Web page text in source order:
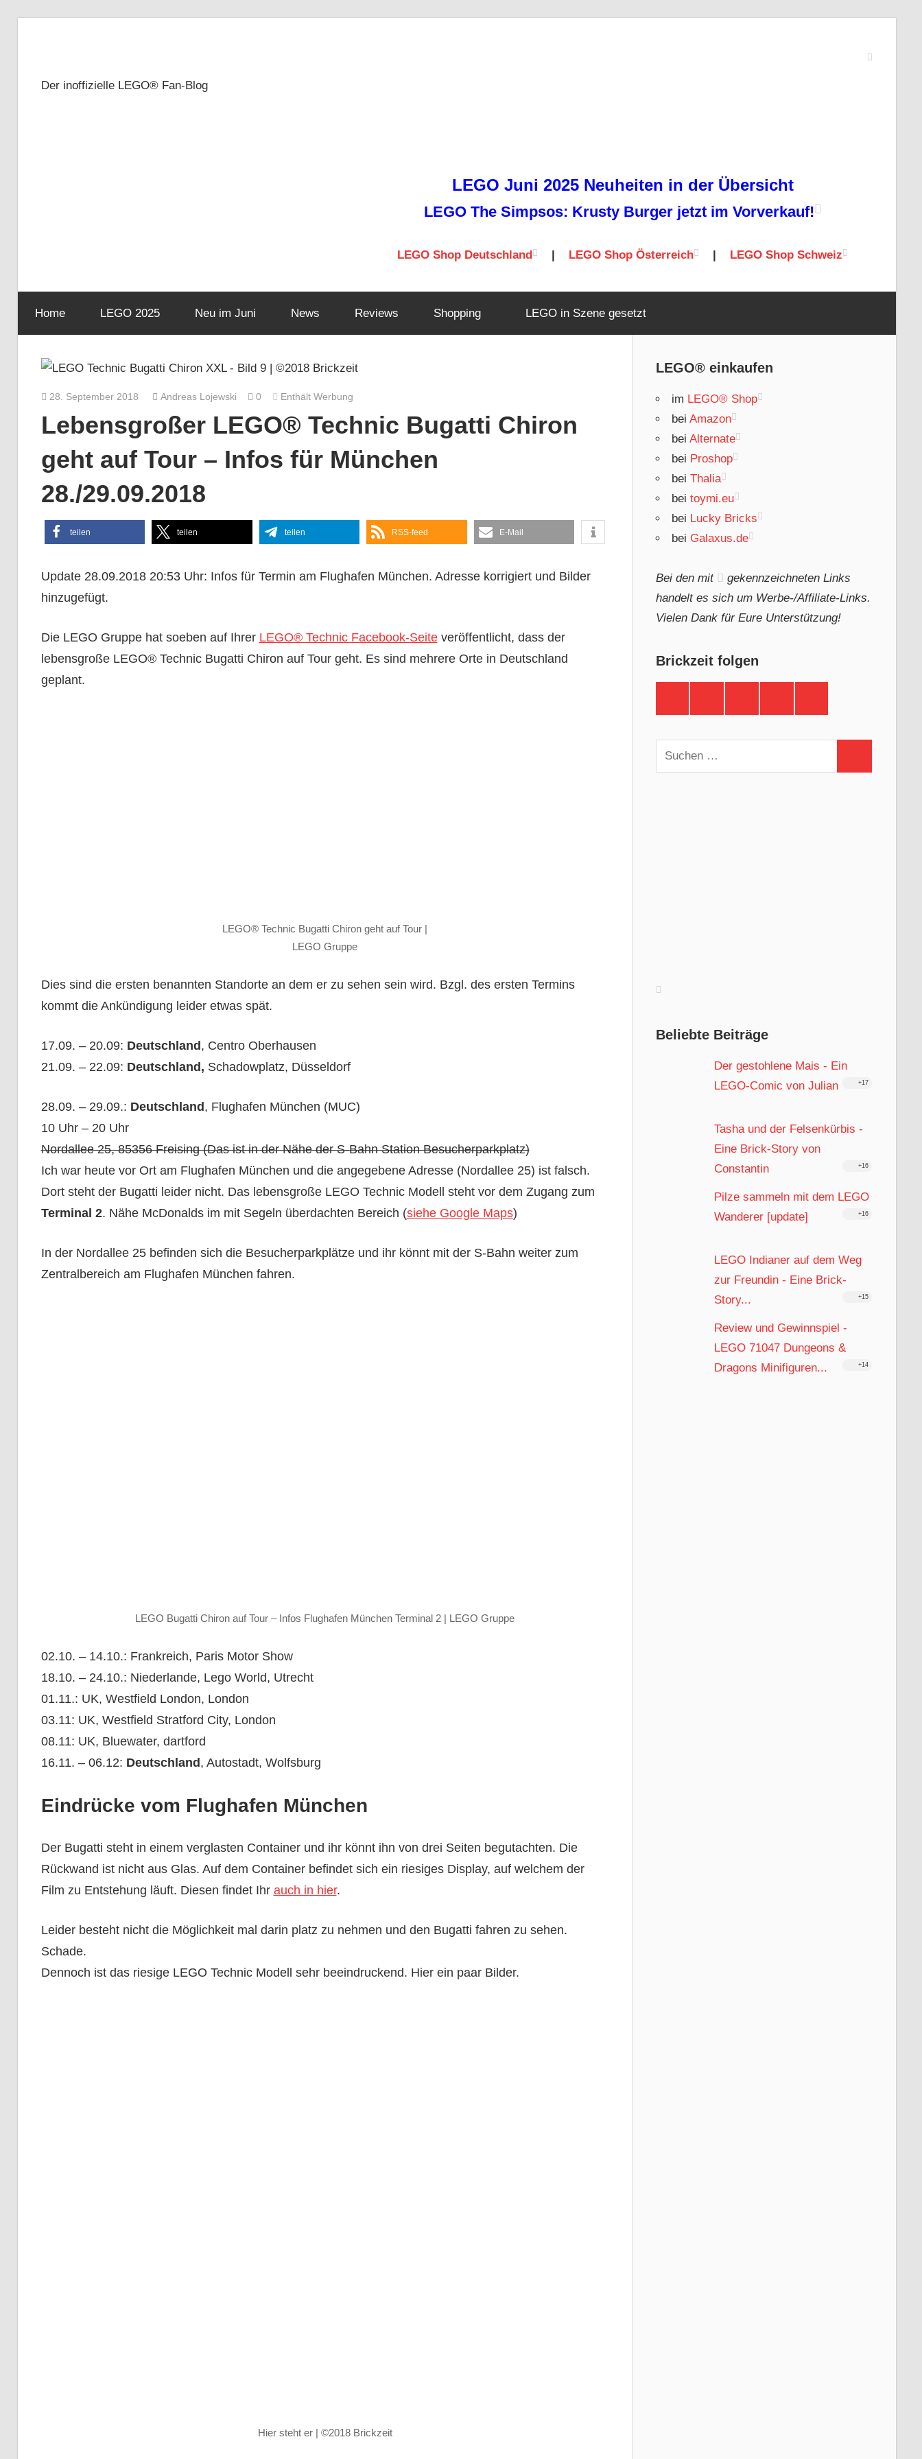
Der inoffizielle LEGO® Fan-Blog
LEGO Juni 2025 Neuheiten in der Übersicht
LEGO The Simpsos: Krusty Burger jetzt im Vorverkauf!
LEGO Shop Deutschland LEGO Shop Österreich LEGO Shop Schweiz
Home LEGO 2025 Neu im Juni News Reviews Shopping LEGO in Szene gesetzt
28. September 2018 Andreas Lojewski 0 Enthält Werbung
Lebensgroßer LEGO® Technic Bugatti Chiron
geht auf Tour – Infos für München
28./29.09.2018
teilen teilen teilen RSS-feed E-Mail
Update 28.09.2018 20:53 Uhr: Infos für Termin am Flughafen München. Adresse korrigiert und Bilder
hinzugefügt.
Die LEGO Gruppe hat soeben auf Ihrer LEGO® Technic Facebook-Seiteveröffentlicht, dass der
lebensgroße LEGO® Technic Bugatti Chiron auf Tour geht. Es sind mehrere Orte in Deutschland
geplant.
LEGO® Technic Bugatti Chiron geht auf Tour |
LEGO Gruppe
Dies sind die ersten benannten Standorte an dem er zu sehen sein wird. Bzgl. des ersten Termins
kommt die Ankündigung leider etwas spät.
17.09. – 20.09: Deutschland , Centro Oberhausen
21.09. – 22.09: Deutschland, Schadowplatz, Düsseldorf
28.09. – 29.09.: Deutschland , Flughafen München (MUC)
10 Uhr – 20 Uhr
Nordallee 25, 85356 Freising (Das ist in der Nähe der S-Bahn Station Besucherparkplatz)
Ich war heute vor Ort am Flughafen München und die angegebene Adresse (Nordallee 25) ist falsch.
Dort steht der Bugatti leider nicht. Das lebensgroße LEGO Technic Modell steht vor dem Zugang zum
Terminal 2. Nähe McDonalds im mit Segeln überdachten Bereich (siehe Google Maps)
In der Nordallee 25 befinden sich die Besucherparkplätze und ihr könnt mit der S-Bahn weiter zum
Zentralbereich am Flughafen München fahren.
LEGO Bugatti Chiron auf Tour – Infos Flughafen München Terminal 2 | LEGO Gruppe
02.10. – 14.10.: Frankreich, Paris Motor Show
18.10. – 24.10.: Niederlande, Lego World, Utrecht
01.11.: UK, Westfield London, London
03.11: UK, Westfield Stratford City, London
08.11: UK, Bluewater, dartford
16.11. – 06.12: Deutschland, Autostadt, Wolfsburg
Eindrücke vom Flughafen München
Der Bugatti steht in einem verglasten Container und ihr könnt ihn von drei Seiten begutachten. Die
Rückwand ist nicht aus Glas. Auf dem Container befindet sich ein riesiges Display, auf welchem der
Film zu Entstehung läuft. Diesen findet Ihr auch in hier.
Leider besteht nicht die Möglichkeit mal darin platz zu nehmen und den Bugatti fahren zu sehen.
Schade.
Dennoch ist das riesige LEGO Technic Modell sehr beeindruckend. Hier ein paar Bilder.
Hier steht er | ©2018 Brickzeit
LEGO® einkaufen
im LEGO® Shop
bei Amazon
bei Alternate
bei Proshop
bei Thalia
bei toymi.eu
bei Lucky Bricks
bei Galaxus.de
Bei den mit
gekennzeichneten Links
handelt es sich um Werbe-/Affiliate-Links.
Vielen Dank für Eure Unterstützung!
Brickzeit folgen
Suchen
nach:
Beliebte Beiträge
Der gestohlene Mais - Ein
LEGO-Comic von Julian
+17
Tasha und der Felsenkürbis -
Eine Brick-Story von
Constantin
+16
Pilze sammeln mit dem LEGO
Wanderer [update]
+16
LEGO Indianer auf dem Weg
zur Freundin - Eine Brick-
Story...
+15
Review und Gewinnspiel -
LEGO 71047 Dungeons &
Dragons Minifiguren...
+14